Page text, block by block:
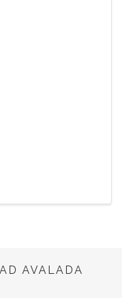
AVALADA